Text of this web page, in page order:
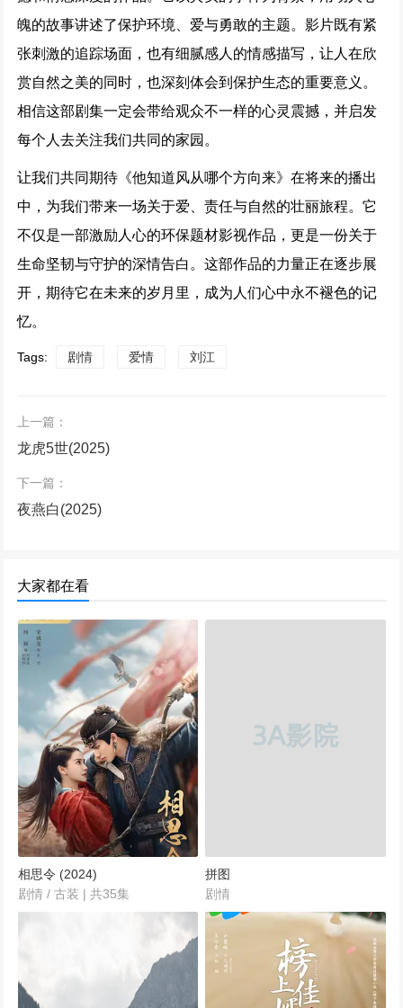
魄的故事讲述了保护环境、爱与勇敢的主题。影片既有紧
张刺激的追踪场面，也有细腻感人的情感描写，让人在欣
赏自然之美的同时，也深刻体会到保护生态的重要意义。
相信这部剧集一定会带给观众不一样的心灵震撼，并启发
每个人去关注我们共同的家园。
让我们共同期待《他知道风从哪个方向来》在将来的播出
中，为我们带来一场关于爱、责任与自然的壮丽旅程。它
不仅是一部激励人心的环保题材影视作品，更是一份关于
生命坚韧与守护的深情告白。这部作品的力量正在逐步展
开，期待它在未来的岁月里，成为人们心中永不褪色的记
忆。
Tags: 剧情 爱情 刘江
上一篇：
龙虎5世(2025)
下一篇：
夜燕白(2025)
大家都在看
相思令 (2024)
剧情 / 古装 | 共35集
拼图
剧情